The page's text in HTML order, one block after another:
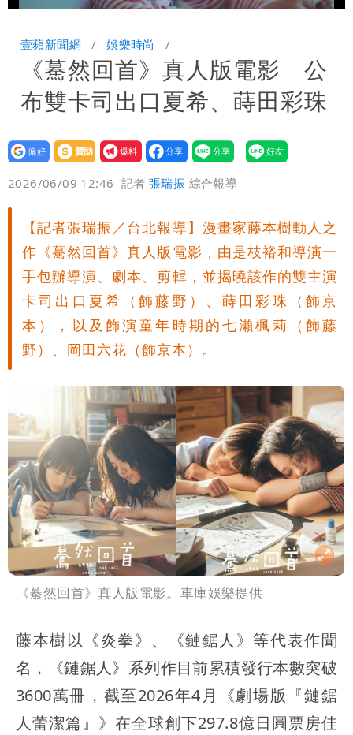
100.00%
壹蘋新聞網 娛樂時尚
《驀然回首》真人版電影 公
布雙卡司出口夏希、蒔田彩珠
設為
贊助
我要
爆料
2026/06/09 12:46 記者張瑞振 綜合報導
【記者張瑞振／台北報導】漫畫家藤本樹動人之
作《驀然回首》真人版電影，由是枝裕和導演一
手包辦導演、劇本、剪輯，並揭曉該作的雙主演
卡司出口夏希（飾藤野）、蒔田彩珠（飾京
本），以及飾演童年時期的七瀨楓莉（飾藤
野）、岡田六花（飾京本）。
《驀然回首》真人版電影。車庫娛樂提供
藤本樹以《炎拳》、《鏈鋸人》等代表作聞
名，《鏈鋸人》系列作目前累積發行本數突破
3600萬冊，截至2026年4月《劇場版『鏈鋸
人蕾潔篇』》在全球創下297.8億日圓票房佳